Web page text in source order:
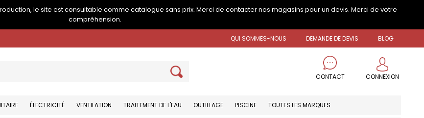
le site est consultable comme catalogue sans prix. Merci de contacter nos magasins pour un devis. Merci de votre
compréhension.
QUI SOMMES-NOUS DEMANDE DE DEVIS BLOG
CONTACT CONNEXION
ÉLECTRICITÉ VENTILATION TRAITEMENT DE L'EAU OUTILLAGE PISCINE TOUTES LES MARQUES